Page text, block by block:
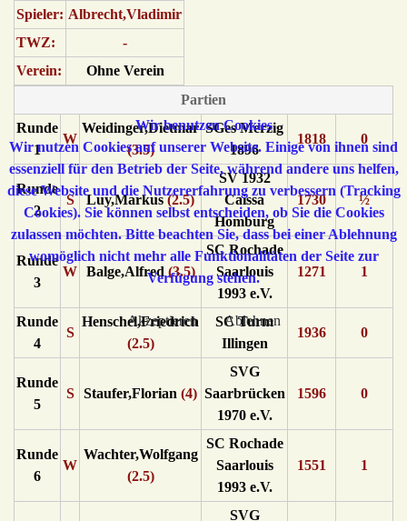
Spieler: Albrecht,Vladimir
TWZ:
-
Verein:
Ohne Verein
Partien
Runde
1
W
Weidinger,Dietmar
(3.5)
SGes Merzig
1896
1818 0
Runde
2
S Luy,Markus(2.5)
SV 1932
Caissa
Homburg
1730 ½
Runde
3
W Balge,Alfred (3.5)
SC Rochade
Saarlouis
1993 e.V.
1271 1
Runde
4
S
Henschel,Friedrich
(2.5)
SC Turm
Illingen
1936 0
Runde
5
S Staufer,Florian (4)
SVG
Saarbrücken
1970 e.V.
1596 0
Runde
6
W
Wachter,Wolfgang
(2.5)
SC Rochade
Saarlouis
1993 e.V.
1551 1
SVG
Wir benutzen Cookies
Wir nutzen Cookies auf unserer Website. Einige von ihnen sind
essenziell für den Betrieb der Seite, während andere uns helfen,
diese Website und die Nutzererfahrung zu verbessern (Tracking
Cookies). Sie können selbst entscheiden, ob Sie die Cookies
zulassen möchten. Bitte beachten Sie, dass bei einer Ablehnung
womöglich nicht mehr alle Funktionalitäten der Seite zur
Verfügung stehen.
Akzeptieren Ablehnen